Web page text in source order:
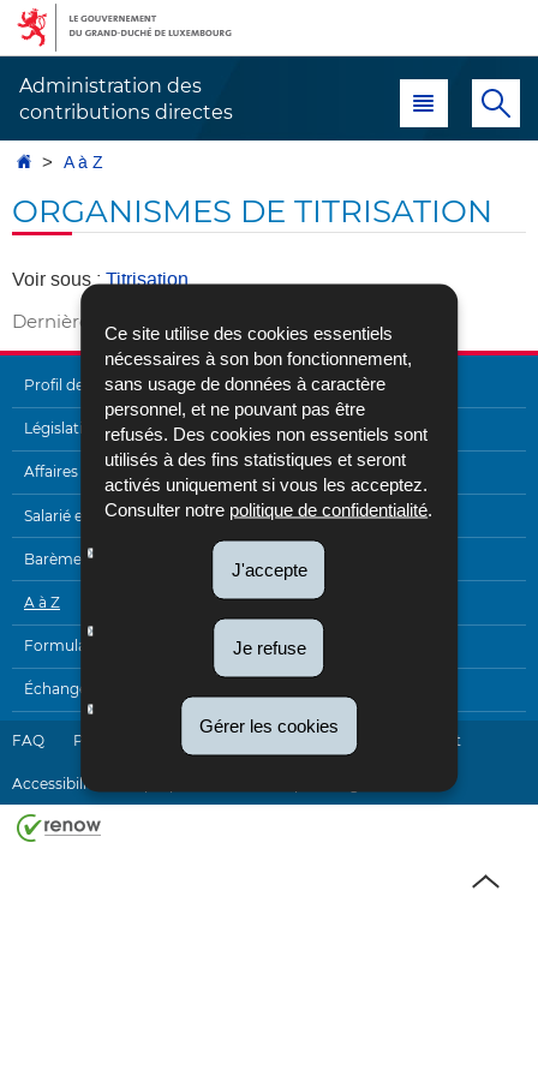
Ce site utilise des cookies essentiels
nécessaires à son bon fonctionnement,
sans usage de données à caractère
personnel, et ne pouvant pas être
refusés. Des cookies non essentiels sont
utilisés à des fins statistiques et seront
activés uniquement si vous les acceptez.
Consulter notre politique de confidentialité.
J'accepte
Je refuse
Gérer les cookies
Aller
navigation
Aller
au
Administration des
contributions directes
Menu principal
AccueilA à Z
ORGANISMES DE TITRISATION
Voir sous :Titrisation
Dernière mise à jour 16/09/2016
MENU
DE
NAVIGATION
Profil de l'Administration
Législation
Affaires internationales
Salarié et pensionné
Barèmes
A à Z
Formulaires
Échanges électroniques
FAQ Plan du site Newsletter Contact
Accessibilité
de